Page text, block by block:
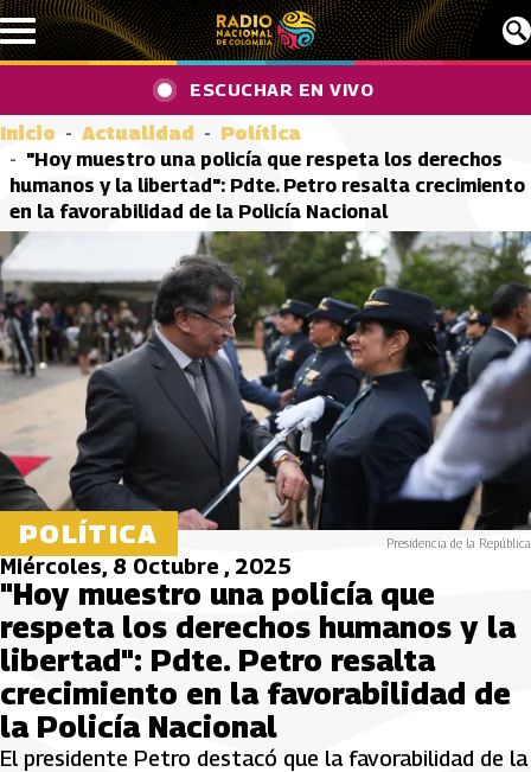
Pasar al contenido principal
ESCUCHAR EN VIVO
Inicio Actualidad
Política
"Hoy muestro una policía que respeta los derechos
humanos y la libertad": Pdte. Petro resalta crecimiento
en la favorabilidad de la Policía Nacional
POLÍTICA Presidencia de la República
Miércoles, 8 Octubre , 2025
"Hoy muestro una policía que
respeta los derechos humanos y la
libertad": Pdte. Petro resalta
crecimiento en la favorabilidad de
la Policía Nacional
El presidente Petro destacó que la favorabilidad de la